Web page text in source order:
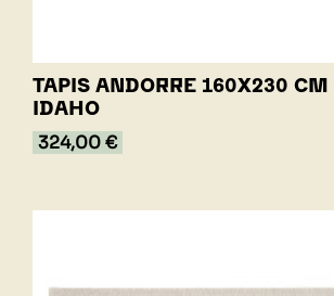
TAPIS ANDORRE 160X230
IDAHO
324,00 €